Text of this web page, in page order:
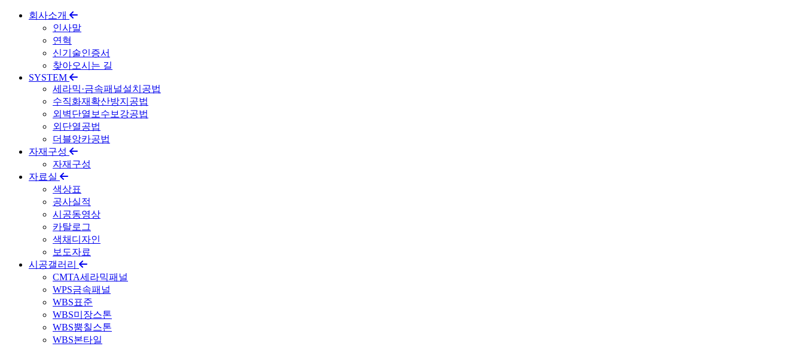
회사소개
인사말
연혁
신기술인증서
찾아오시는 길
SYSTEM
세라믹·금속패널설치공법
수직화재확산방지공법
외벽단열보수보강공법
외단열공법
더블앙카공법
자재구성
자재구성
자료실
색상표
공사실적
시공동영상
카탈로그
색채디자인
보도자료
시공갤러리
CMTA세라믹패널
WPS금속패널
WBS표준
WBS미장스톤
WBS뿜칠스톤
WBS본타일